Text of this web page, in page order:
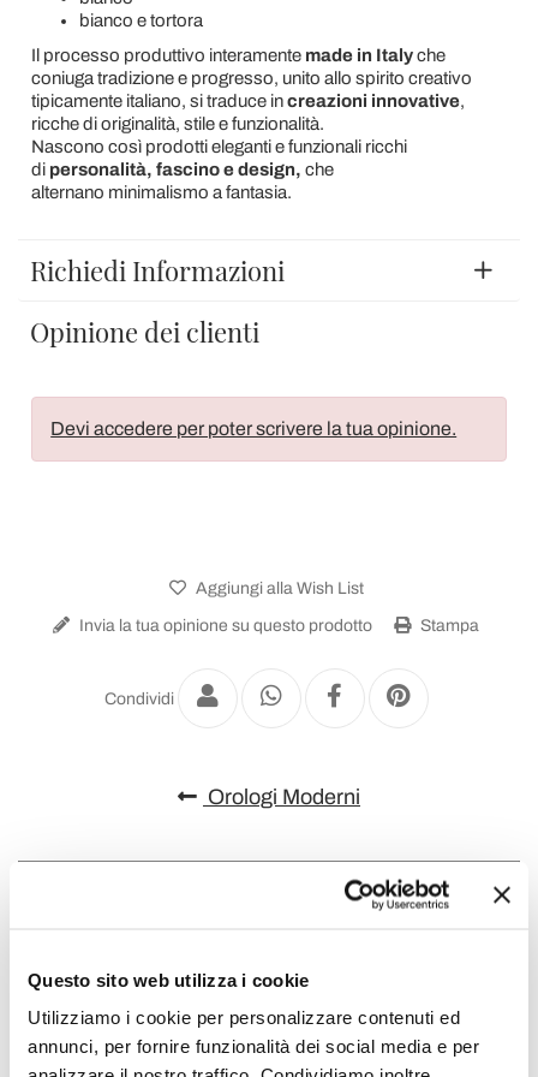
Questo sito web utilizza i cookie
Utilizziamo i cookie per personalizzare contenuti ed
annunci, per fornire funzionalità dei social media e per
bianco e tortora
Il processo produttivo interamente made in Italyche
coniuga tradizione e progresso, unito allo spirito creativo
tipicamente italiano, si traduce increazioni innovative,
ricche di originalità, stile e funzionalità.
Nascono così prodotti eleganti e funzionali ricchi
di personalità, fascino e design, che
alternano minimalismo a fantasia.
Richiedi Informazioni
Opinione dei clienti
Devi accedere per poter scrivere la tua opinione.
Aggiungi alla Wish List
Invia la tua opinione su questo prodotto Stampa
Condividi
Orologi Moderni